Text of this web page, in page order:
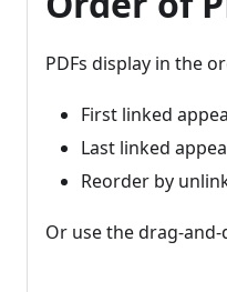
PDFs display in the
First linked
Last linked
Reorder by
Or use the drag-